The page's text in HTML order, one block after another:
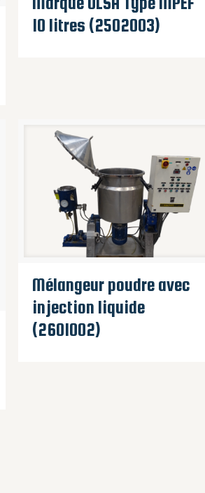
10 litres (2502003)
Mélangeur poudre avec
injection liquide
(2601002)